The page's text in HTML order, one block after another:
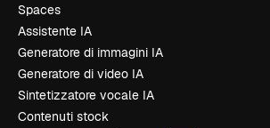
Spaces
Assistente IA
Generatore di immagini IA
Generatore di video IA
Sintetizzatore vocale IA
Contenuti stock